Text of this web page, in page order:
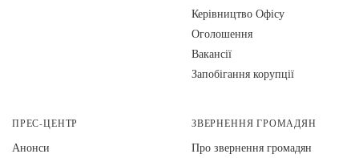
Керівництво Офісу
Оголошення
Вакансії
Запобігання корупції
ПРЕС-ЦЕНТР
Анонси
ЗВЕРНЕННЯ ГРОМАДЯН
Про звернення громадян